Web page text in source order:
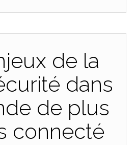
de la
dans
de plus
connecté